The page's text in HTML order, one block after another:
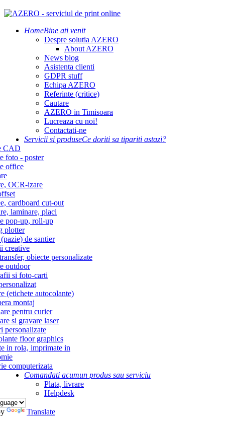
HomeBine ati venit
Despre solutia AZERO
About AZERO
News blog
Asistenta clienti
GDPR stuff
Echipa AZERO
Referinte (critice)
Cautare
AZERO in Timisoara
Lucreaza cu noi!
Contactati-ne
Servicii si produseCe doriti sa tipariti astazi?
CAD
foto - poster
office
OCR-izare
cardboard cut-out
laminare, placi
pop-up, roll-up
plotter
de santier
creative
obiecte personalizate
outdoor
si foto-carti
(etichete autocolante)
montaj
pentru curier
si gravare laser
personalizate
floor graphics
in rola, imprimate in
computerizata
Comandati acumun produs sau serviciu
Plata, livrare
Helpdesk
Translate